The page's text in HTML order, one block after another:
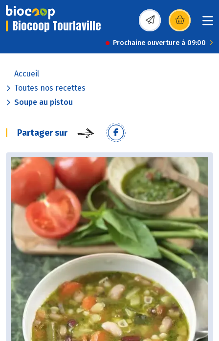
Biocoop Tourlaville (s’ouvre dans une
Prochaine ouverture à 09:00
Accueil
Toutes nos recettes
Soupe au pistou
Partager sur